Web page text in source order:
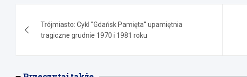
wpisu
Trójmiasto: Cykl "Gdańsk Pamięta" upamiętnia
tragiczne grudnie 1970 i 1981 roku